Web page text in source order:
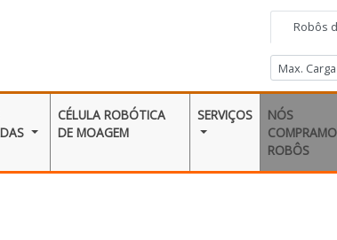
Robôs
CÉLULA ROBÓTICA
DE MOAGEM
SERVIÇOS
NÓS
ROBÔS